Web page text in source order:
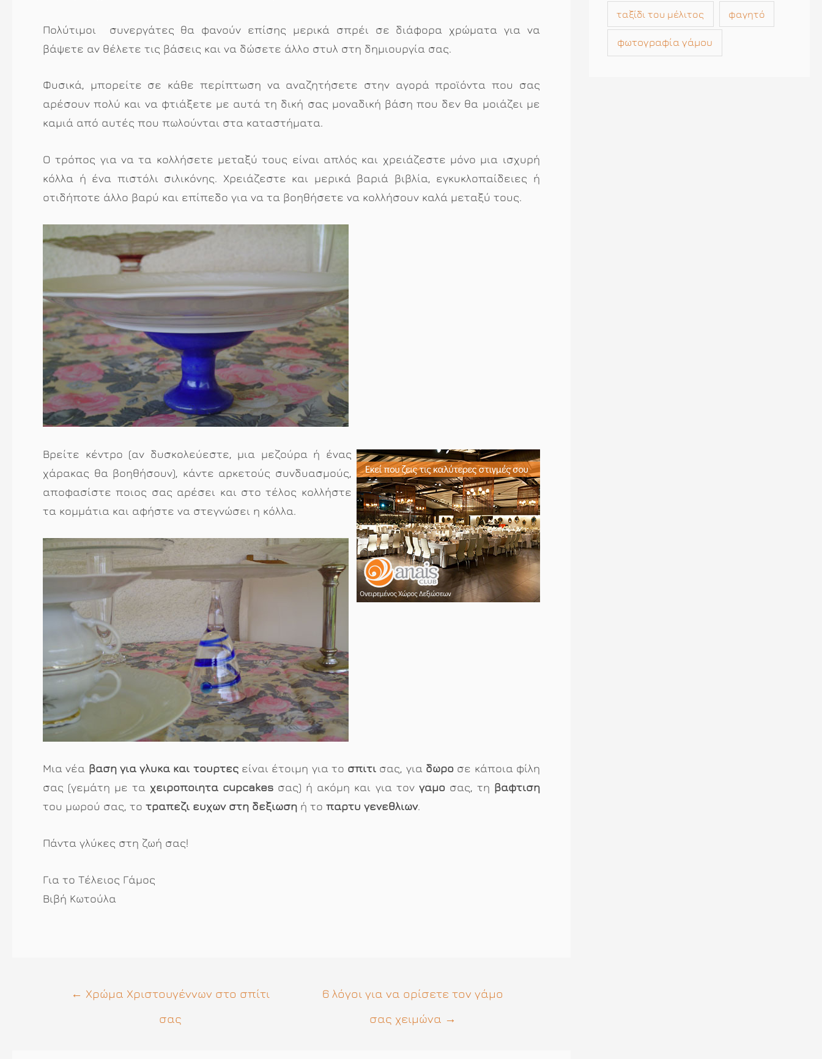
Πολύτιμοι συνεργάτες θα φανούν επίσης μερικά σπρέι σε διάφορα χρώματα για να
βάψετε αν θέλετε τις βάσεις και να δώσετε άλλο στυλ στη δημιουργία σας.
Φυσικά, μπορείτε σε κάθε περίπτωση να αναζητήσετε στην αγορά προϊόντα που σας
αρέσουν πολύ και να φτιάξετε με αυτά τη δική σας μοναδική βάση που δεν θα μοιάζει με
καμιά από αυτές που πωλούνται στα καταστήματα.
Ο τρόπος για να τα κολλήσετε μεταξύ τους είναι απλός και χρειάζεστε μόνο μια ισχυρή
κόλλα ή ένα πιστόλι σιλικόνης. Χρειάζεστε και μερικά βαριά βιβλία, εγκυκλοπαίδειες ή
οτιδήποτε άλλο βαρύ και επίπεδο για να τα βοηθήσετε να κολλήσουν καλά μεταξύ τους.
Βρείτε κέντρο (αν δυσκολεύεστε, μια μεζούρα ή ένας
χάρακας θα βοηθήσουν), κάντε αρκετούς συνδυασμούς,
αποφασίστε ποιος σας αρέσει και στο τέλος κολλήστε
τα κομμάτια και αφήστε να στεγνώσει η κόλλα.
Μια νέα βάση για γλυκά και τούρτεςείναι έτοιμη για το σπίτι σας, για δώρο σε κάποια φίλη
σας (γεμάτη με τα χειροποίητα cupcakes σας) ή ακόμη και για τον γάμοσας, τη βάφτιση
του μωρού σας, το τραπέζι ευχών στη δεξίωση ή το πάρτυ γενεθλίων.
Πάντα γλύκες στη ζωή σας!
Για το Τέλειος Γάμος
Βιβή Κωτούλα
Πλοήγηση
← Χρώμα Χριστουγέννων στο σπίτι
σας
6 λόγοι για να ορίσετε τον γάμο
σας χειμώνα →
ταξίδι του μέλιτος φαγητό
φωτογραφία γάμου